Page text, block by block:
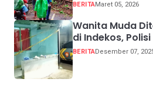
BERITAMaret 05, 2026
Wanita Muda
di Indekos,
BERITADesember 07,